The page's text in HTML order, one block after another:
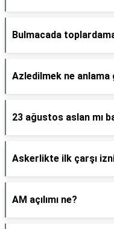
Bulmacada
Azledilmek ne anlama
23 ağustos aslan mı
Askerlikte ilk çarşı
AM açılımı ne?